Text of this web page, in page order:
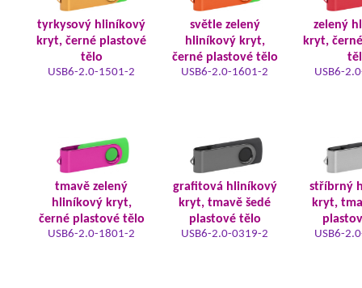
tyrkysový hliníkový
kryt, černé plastové
tělo
USB6-2.0-1501-2
světle zelený
hliníkový kryt,
černé plastové tělo
USB6-2.0-1601-2
zelený
kryt,
USB6-
tmavě zelený
hliníkový kryt,
černé plastové tělo
USB6-2.0-1801-2
grafitová hliníkový
kryt, tmavě šedé
plastové tělo
USB6-2.0-0319-2
stříbrný
kryt,
USB6-